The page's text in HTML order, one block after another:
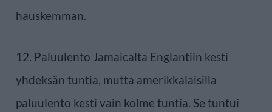
hauskemman.
12. Paluulento Jamaicalta Englantiin kesti
yhdeksän tuntia, mutta amerikkalaisilla
paluulento kesti vain kolme tuntia. Se tuntui